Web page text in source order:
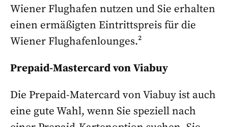
Wiener Flughafen nutzen und Sie erhalten
einen ermäßigten Eintrittspreis für die
Wiener Flughafenlounges.²
Prepaid-Mastercard von Viabuy
Die Prepaid-Matercard von Viabuy ist auch
eine gute Wahl, wenn Sie speziell nach